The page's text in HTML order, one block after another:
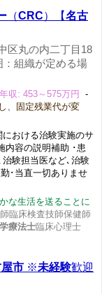
（CRC）【名古
区丸の内二丁目18
組織が定める場
収: 453～575万円
-
、固定残業代が変
における治験実施のサ
内容の説明補助 ･患
験担当医など､治験
･当直一切ありませ
な生活を送ることに
臨床検査技師保健師
療法士臨床心理士
市 ※未経験歓迎